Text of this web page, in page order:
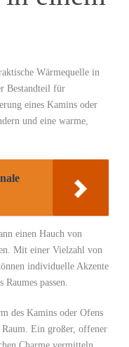
Wärmequelle in
Bestandteil für
eines Kamins oder
und eine warme,
einen Hauch von
Mit einer Vielzahl von
individuelle Akzente
Raumes passen.
des Kamins oder Ofens
Ein großer, offener